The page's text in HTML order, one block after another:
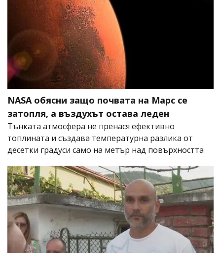
NASA обясни защо почвата на Марс се
затопля, а въздухът остава леден
Тънката атмосфера не пренася ефективно
топлината и създава температурна разлика от
десетки градуси само на метър над повърхността